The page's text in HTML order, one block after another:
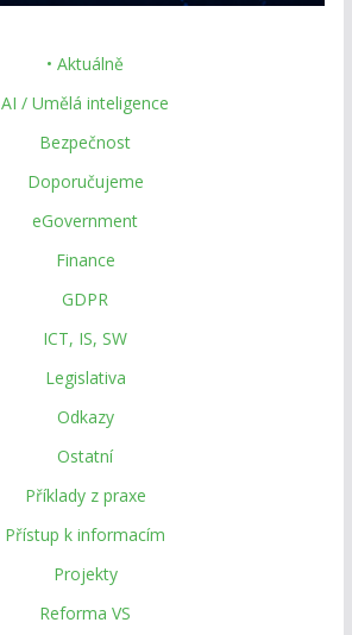
• Aktuálně
AI / Umělá inteligence
Bezpečnost
Doporučujeme
eGovernment
Finance
GDPR
ICT, IS, SW
Legislativa
Odkazy
Ostatní
Příklady z praxe
Přístup k informacím
Projekty
Reforma VS